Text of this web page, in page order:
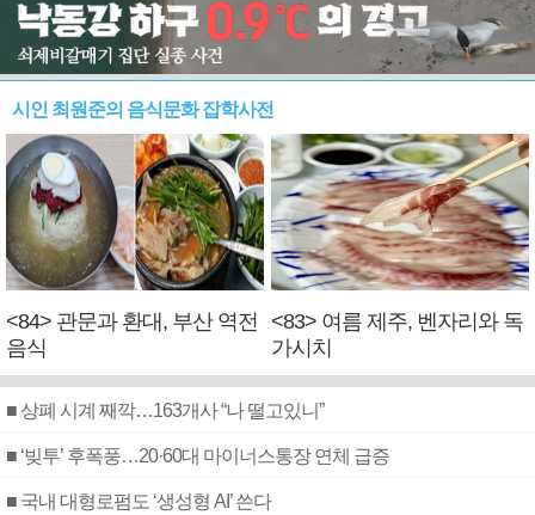
시인 최원준의 음식문화 잡학사전
<84> 관문과 환대, 부산 역전
음식
<83> 여름 제주, 벤자리와 독
가시치
■ 상폐 시계 째깍…163개사 “나 떨고있니”
■ ‘빚투’ 후폭풍…20·60대 마이너스통장 연체 급증
■ 국내 대형로펌도 ‘생성형 AI’ 쓴다